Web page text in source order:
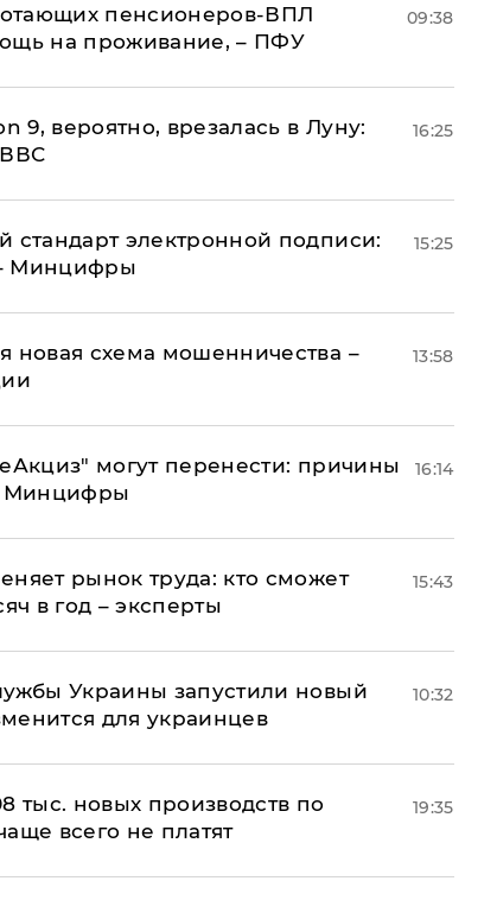
пенсионеров-ВПЛ
на проживание, – ПФУ
09:38
9, вероятно, врезалась в Луну:
16:25
стандарт электронной подписи:
– Минцифры
15:25
новая схема мошенничества –
13:58
могут перенести: причины
Минцифры
16:14
рынок труда: кто сможет
в год – эксперты
15:43
Украины запустили новый
для украинцев
10:32
тыс. новых производств по
всего не платят
19:35